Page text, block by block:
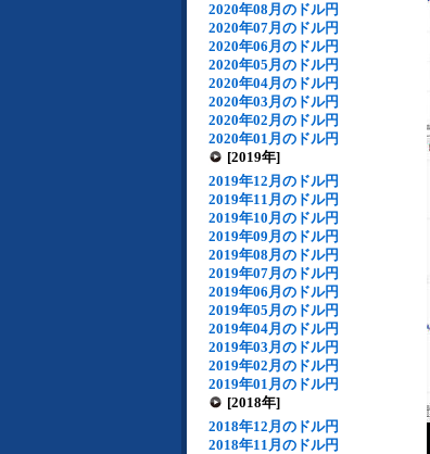
2020年08月のドル円
2020年07月のドル円
2020年06月のドル円
2020年05月のドル円
2020年04月のドル円
2020年03月のドル円
2020年02月のドル円
2020年01月のドル円
[2019年]
2019年12月のドル円
2019年11月のドル円
2019年10月のドル円
2019年09月のドル円
2019年08月のドル円
2019年07月のドル円
2019年06月のドル円
2019年05月のドル円
2019年04月のドル円
2019年03月のドル円
2019年02月のドル円
2019年01月のドル円
[2018年]
2018年12月のドル円
2018年11月のドル円